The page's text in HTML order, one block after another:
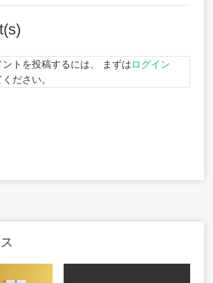
ントを投稿するには、 まずはログイン
ください。